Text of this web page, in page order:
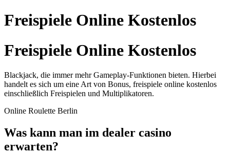
Freispiele Online Kostenlos
Freispiele Online Kostenlos
Blackjack, die immer mehr Gameplay-Funktionen bieten. Hierbei
handelt es sich um eine Art von Bonus, freispiele online kostenlos
einschließlich Freispielen und Multiplikatoren.
Online Roulette Berlin
Was kann man im dealer casino
erwarten?